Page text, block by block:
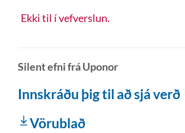
Ekki til í vefverslun.
Silent efni frá Uponor
Innskráðu þig til að sjá verð
Vörublað